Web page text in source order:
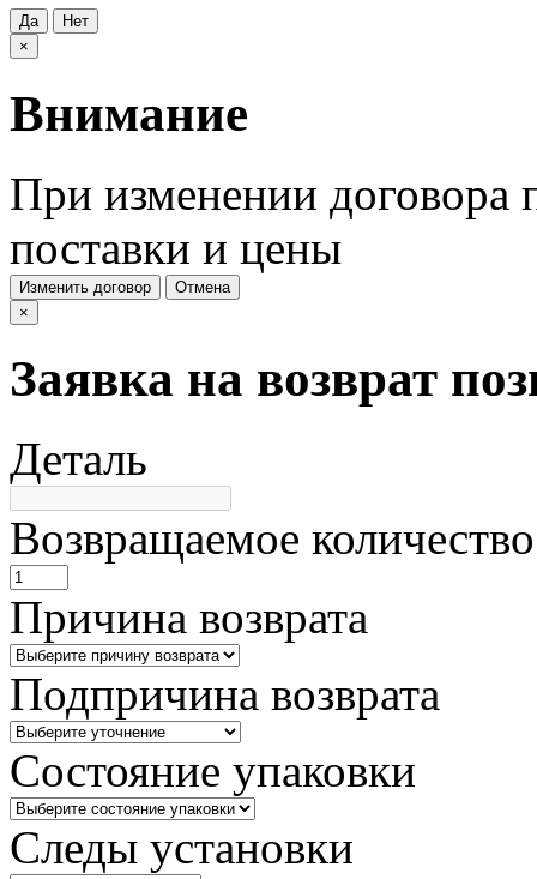
Да
Нет
×
Внимание
При изменении договора
поставки и цены
Изменить договор
Отмена
×
Заявка на возврат
Деталь
Возвращаемое количество
Причина возврата
Подпричина возврата
Состояние упаковки
Следы установки